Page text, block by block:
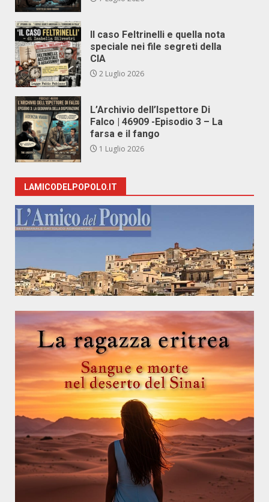
Il caso Feltrinelli e quella nota
speciale nei file segreti della
CIA
2 Luglio 2026
L’Archivio dell’Ispettore Di
Falco | 46909 -Episodio 3 – La
farsa e il fango
1 Luglio 2026
LAMICODELPOPOLO.IT